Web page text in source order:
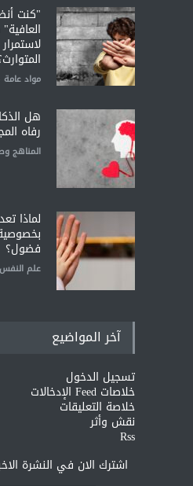
"كنت
مواد عامة
هل
رفاه
المناهج
لماذا
فضول؟
علم النفس
آخر المواضيع
تسجيل الدخول
خلاصات Feed الإدخالات
خلاصة التعليقات
نقش وأثر
Rss
اشترك الان في النشرة